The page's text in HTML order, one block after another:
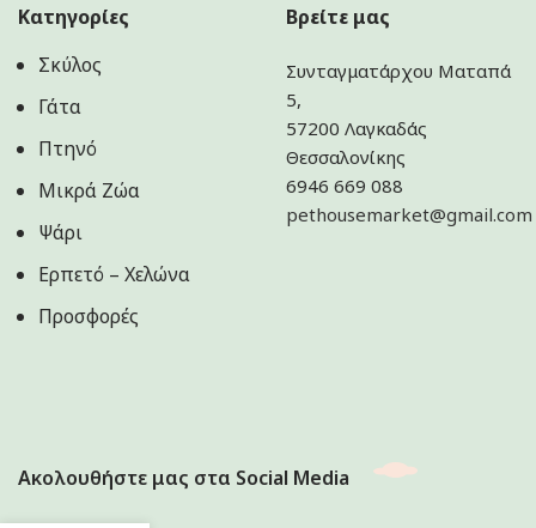
Κατηγορίες
Σκύλος
Γάτα
Πτηνό
Μικρά Ζώα
Ψάρι
Ερπετό – Χελώνα
Προσφορές
Βρείτε μας
Συνταγματάρχου Ματαπά
5,
57200 Λαγκαδάς
Θεσσαλονίκης
6946 669 088
pethousemarket@gmail.com
Ακολουθήστε μας στα Social Media